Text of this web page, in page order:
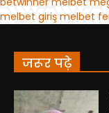
जरूर पढ़े